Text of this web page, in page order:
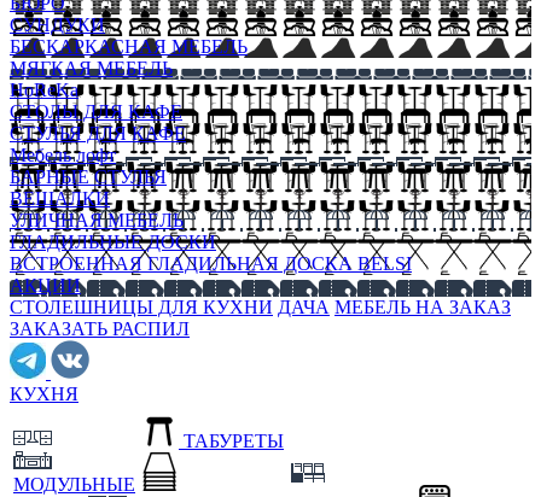
СУНДУКИ
БЕСКАРКАСНАЯ МЕБЕЛЬ
МЯГКАЯ МЕБЕЛЬ
HoReKa
СТОЛЫ ДЛЯ КАФЕ
СТУЛЬЯ ДЛЯ КАФЕ
Мебель лофт
БАРНЫЕ СТУЛЬЯ
ВЕШАЛКИ
УЛИЧНАЯ МЕБЕЛЬ
ГЛАДИЛЬНЫЕ ДОСКИ
ВСТРОЕННАЯ ГЛАДИЛЬНАЯ ДОСКА BELSI
АКЦИИ
СТОЛЕШНИЦЫ ДЛЯ КУХНИ ДАЧА МЕБЕЛЬ НА ЗАКАЗ
ЗАКАЗАТЬ РАСПИЛ
КУХНЯ
МОДУЛЬНЫЕ
ТАБУРЕТЫ